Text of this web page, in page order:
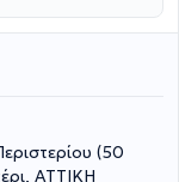
ΑΤΤΙΚΗ